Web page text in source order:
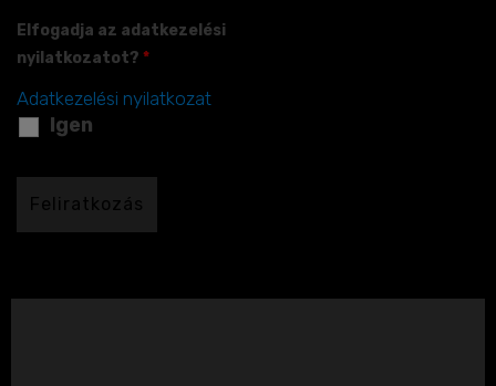
Elfogadja az adatkezelési
nyilatkozatot? *
Igen
Adatkezelési nyilatkozat